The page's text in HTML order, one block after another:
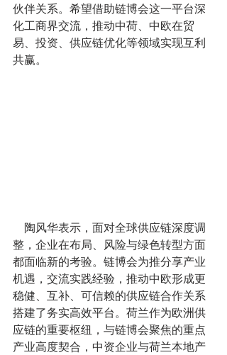
伙伴关系。希望借助链博会这一平台深
化工商界交流，推动中荷、中欧在贸
易、投资、供应链优化等领域实现互利
共赢。
整，企业在布局、风险与绿色转型方面
都面临新的考验。链博会为推分享产业
机遇，交流实践经验，推动中欧形成更
稳健、互补、可信赖的供应链合作关系
搭建了务实高效平台。荷兰作为欧洲供
应链的重要枢纽，与链博会聚焦的重点
产业高度契合，中资企业与荷兰本地产